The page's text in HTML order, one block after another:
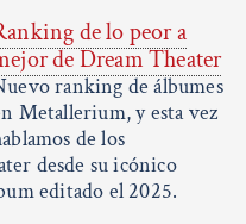
de lo peor a
de Dream Theater
ranking de álbumes
Metallerium, y esta vez
de los
desde su icónico
editado el 2025.